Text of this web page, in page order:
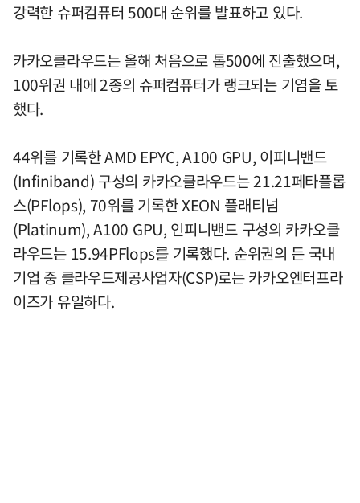
강력한 슈퍼컴퓨터 500대 순위를 발표하고 있다.
카카오클라우드는 올해 처음으로 톱500에 진출했으며,
100위권 내에 2종의 슈퍼컴퓨터가 랭크되는 기염을 토
했다.
44위를 기록한 AMD EPYC, A100 GPU, 이피니밴드
(Infiniband) 구성의 카카오클라우드는 21.21페타플롭
스(PFlops), 70위를 기록한 XEON 플래티넘
(Platinum), A100 GPU, 인피니밴드 구성의 카카오클
라우드는 15.94PFlops를 기록했다. 순위권의 든 국내
기업 중 클라우드제공사업자(CSP)로는 카카오엔터프라
이즈가 유일하다.